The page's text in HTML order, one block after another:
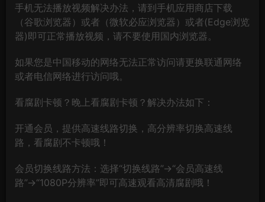
手机无法播放视频解决办法，请到手机应用商店下载
（谷歌浏览器）或者（微软必应浏览器）或者(Edge浏览
器)即可正常播放视频，请不要使用国内浏览器。
如果您是中国移动的网络无法正常访问请更换联通网络
或者电信网络进行访问哦。
看腐剧卡顿？晚上看腐剧卡顿？解决办法如下：
开通会员，提供高速线路切换，高分辨率切换高速线
路，看腐剧不卡顿哦！
会员切换线路方法：选择“切换线路”→“会员高速线
路”→“1080P分辨率”即可高速观看高清腐剧哦！